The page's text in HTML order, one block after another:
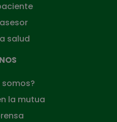
salud
somos?
la mutua